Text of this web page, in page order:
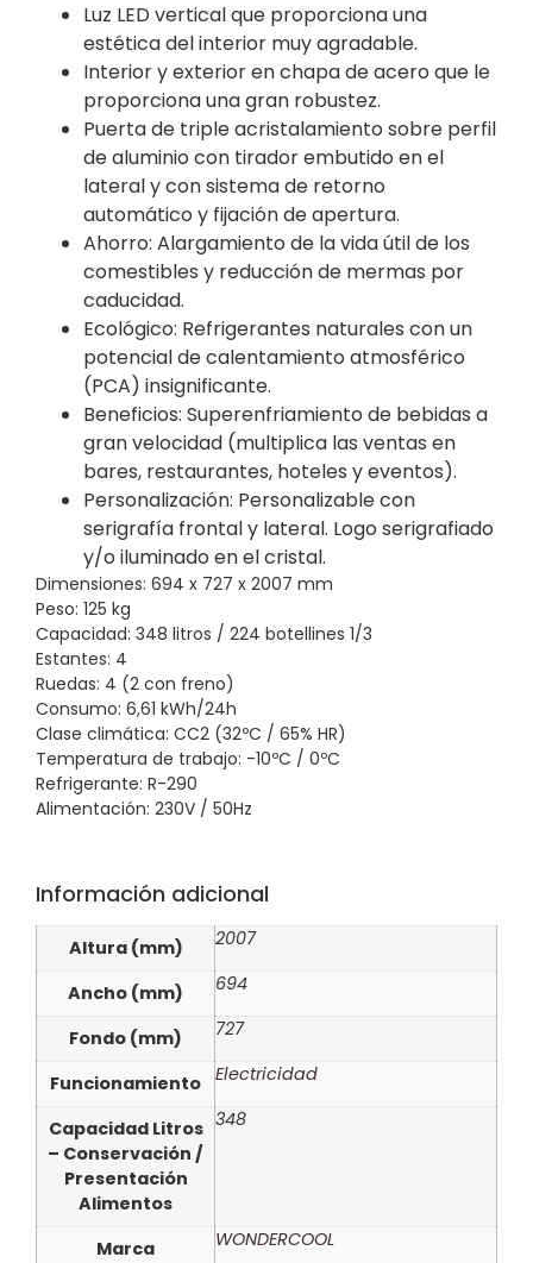
Luz LED vertical que proporciona una
estética del interior muy agradable.
Interior y exterior en chapa de acero que le
proporciona una gran robustez.
Puerta de triple acristalamiento sobre perfil
de aluminio con tirador embutido en el
lateral y con sistema de retorno
automático y fijación de apertura.
Ahorro: Alargamiento de la vida útil de los
comestibles y reducción de mermas por
caducidad.
Ecológico: Refrigerantes naturales con un
potencial de calentamiento atmosférico
(PCA) insignificante.
Beneficios: Superenfriamiento de bebidas a
gran velocidad (multiplica las ventas en
bares, restaurantes, hoteles y eventos).
Personalización: Personalizable con
serigrafía frontal y lateral. Logo serigrafiado
y/o iluminado en el cristal.
Dimensiones: 694 x 727 x 2007 mm
Peso: 125 kg
Capacidad: 348 litros / 224 botellines 1/3
Estantes: 4
Ruedas: 4 (2 con freno)
Consumo: 6,61 kWh/24h
Clase climática: CC2 (32ºC / 65% HR)
Temperatura de trabajo: -10ºC / 0ºC
Refrigerante: R-290
Alimentación: 230V / 50Hz
Información adicional
Altura (mm) 2007
Ancho (mm) 694
Fondo (mm) 727
Funcionamiento Electricidad
Capacidad Litros
– Conservación /
Presentación
Alimentos
348
Marca WONDERCOOL